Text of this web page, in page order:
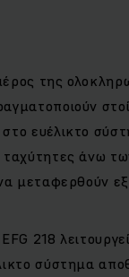
της
ευέλικτο
άνω
μεταφερθούν
218
σύστημα